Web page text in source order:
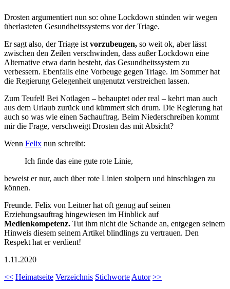
Drosten argumentiert nun so: ohne Lockdown stünden wir wegen
überlasteten Gesundheitssystems vor der Triage.
Er sagt also, der Triage ist vorzubeugen, so weit ok, aber lässt
zwischen den Zeilen verschwinden, dass außer Lockdown eine
Alternative etwa darin besteht, das Gesundheitssystem zu
verbessern. Ebenfalls eine Vorbeuge gegen Triage. Im Sommer hat
die Regierung Gelegenheit ungenutzt verstreichen lassen.
Zum Teufel! Bei Notlagen – behauptet oder real – kehrt man auch
aus dem Urlaub zurück und kümmert sich drum. Die Regierung hat
auch so was wie einen Sachauftrag. Beim Niederschreiben kommt
mir die Frage, verschweigt Drosten das mit Absicht?
Wenn Felix nun schreibt:
Ich finde das eine gute rote Linie,
beweist er nur, auch über rote Linien stolpern und hinschlagen zu
können.
Freunde. Felix von Leitner hat oft genug auf seinen
Erziehungsauftrag hingewiesen im Hinblick auf
Medienkompetenz. Tut ihm nicht die Schande an, entgegen seinem
Hinweis diesem seinem Artikel blindlings zu vertrauen. Den
Respekt hat er verdient!
1.11.2020
<< Heimatseite Verzeichnis Stichworte Autor >>